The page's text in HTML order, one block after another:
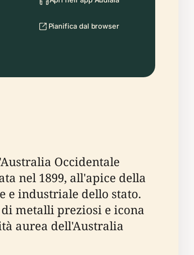
Pianifica dal browser
Occidentale
nel 1899, all'apice della
e industriale dello stato.
metalli preziosi e icona
aurea dell'Australia